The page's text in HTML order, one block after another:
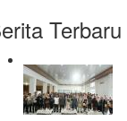
Terbaru